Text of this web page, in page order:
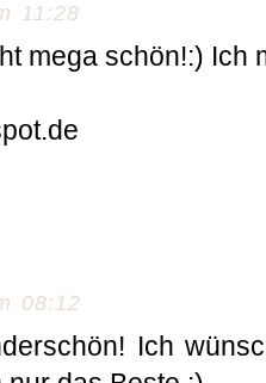
11:28
mega schön!:) Ich
08:12
Ich